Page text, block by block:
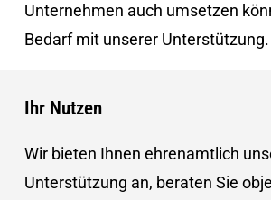
Unternehmen auch umsetzen
Bedarf mit unserer Unterstützung.
Ihr Nutzen
Wir bieten Ihnen ehrenamtlich
Unterstützung an, beraten Sie